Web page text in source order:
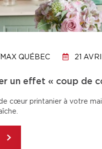
QUÉBEC 21
un effet « coup de
cœur printanier à votre